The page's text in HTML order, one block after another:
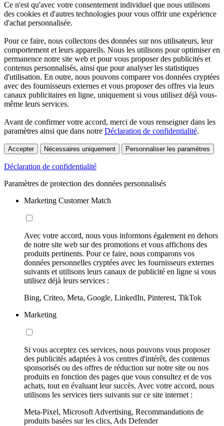
Ce n'est qu'avec votre consentement individuel que nous utilisons
des cookies et d'autres technologies pour vous offrir une expérience
d'achat personnalisée.
Pour ce faire, nous collectons des données sur nos utilisateurs, leur
comportement et leurs appareils. Nous les utilisons pour optimiser en
permanence notre site web et pour vous proposer des publicités et
contenus personnalisés, ainsi que pour analyser les statistiques
d'utilisation. En outre, nous pouvons comparer vos données cryptées
avec des fournisseurs externes et vous proposer des offres via leurs
canaux publicitaires en ligne, uniquement si vous utilisez déjà vous-
même leurs services.
Avant de confirmer votre accord, merci de vous renseigner dans les
paramètres ainsi que dans notre Déclaration de confidentialité.
Accepter Nécessaires uniquement Personnaliser les paramètres
Déclaration de confidentialité
Paramètres de protection des données personnalisés
Marketing Customer Match
Avec votre accord, nous vous informons également en dehors
de notre site web sur des promotions et vous affichons des
produits pertinents. Pour ce faire, nous comparons vos
données personnelles cryptées avec les fournisseurs externes
suivants et utilisons leurs canaux de publicité en ligne si vous
utilisez déjà leurs services :
Bing, Criteo, Meta, Google, LinkedIn, Pinterest, TikTok
Marketing
Si vous acceptez ces services, nous pouvons vous proposer
des publicités adaptées à vos centres d'intérêt, des contenus
sponsorisés ou des offres de réduction sur notre site ou nos
produits en fonction des pages que vous consultez et de vos
achats, tout en évaluant leur succès. Avec votre accord, nous
utilisons les services tiers suivants sur ce site internet :
Meta-Pixel, Microsoft Advertising, Recommandations de
produits basées sur les clics, Ads Defender